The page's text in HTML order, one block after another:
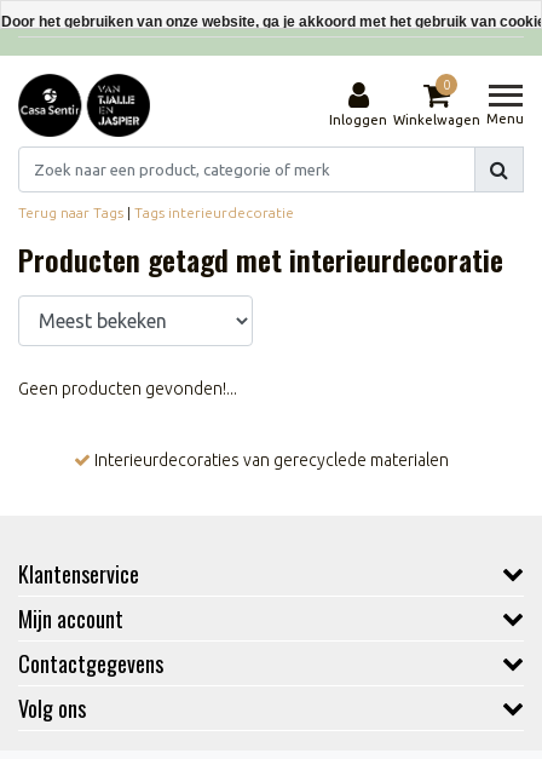
Interieurdecoraties van gerecyclede materialen
Inloggen
0
Winkelwagen Menu
Terug naar Tags | Tags interieurdecoratie
Producten getagd met interieurdecoratie
Geen producten gevonden!...
Interieurdecoraties van gerecyclede materialen
Klantenservice
Mijn account
Contactgegevens
Volg ons
Door het gebruiken van onze website, ga je akkoord met het gebruik van